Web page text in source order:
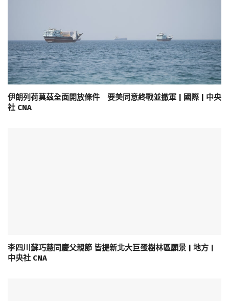
伊朗列荷莫茲全面開放條件 要美同意終戰並撤軍 | 國際 | 中央
社 CNA
李四川蘇巧慧同慶父親節 皆提新北大巨蛋樹林區願景 | 地方 |
中央社 CNA